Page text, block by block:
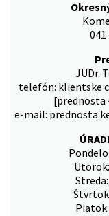
041
JUDr.
telefón: klientske
[prednosta
e-mail:
Piatok: